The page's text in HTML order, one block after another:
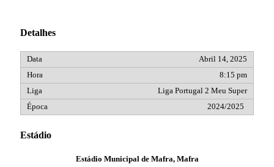
Detalhes
Abril 14, 2025
8:15 pm
Liga Portugal 2 Meu Super
2024/2025
Estádio
Estádio Municipal de Mafra, Mafra